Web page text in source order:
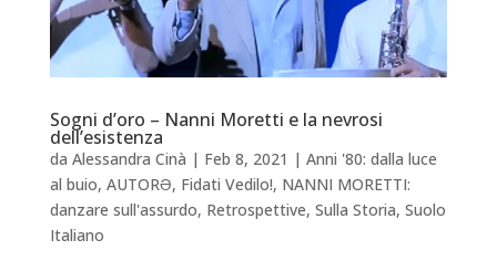
Sogni d’oro – Nanni Moretti e la nevrosi
dell’esistenza
da Alessandra Cinà | Feb 8, 2021 | Anni '80: dalla luce
al buio, AUTORƏ, Fidati Vedilo!, NANNI MORETTI:
danzare sull'assurdo, Retrospettive, Sulla Storia, Suolo
Italiano